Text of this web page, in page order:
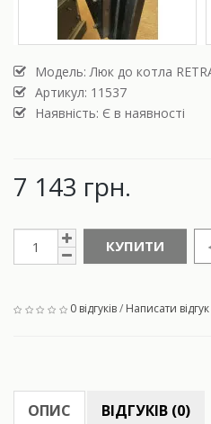
Модель:Люк до котла
Артикул: 11537
Наявність: Є в наявності
7 143 грн.
КУПИТИ
0 відгуків/ Написати відгук
ОПИС ВІДГУКІВ (0)